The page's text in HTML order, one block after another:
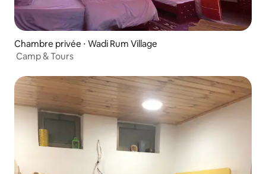
Chambre privée ⋅ Wadi Rum Village
‏ Camp & Tours